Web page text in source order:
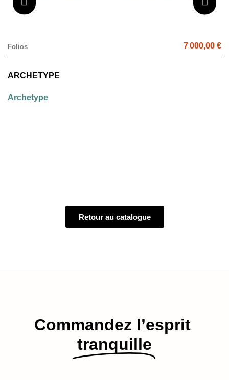
Folios 7 000,00 €
ARCHETYPE
Archetype
Retour au catalogue
Commandez l’esprit​
tranquille